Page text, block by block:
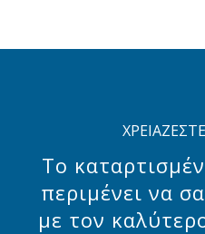
Το
περιμένει να
με τον